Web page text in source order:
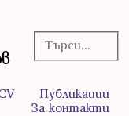
Публикации
За контакти